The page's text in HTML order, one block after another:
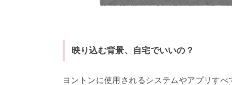
映り込む背景、自宅でいいの？
ヨントンに使用されるシステムやアプリす